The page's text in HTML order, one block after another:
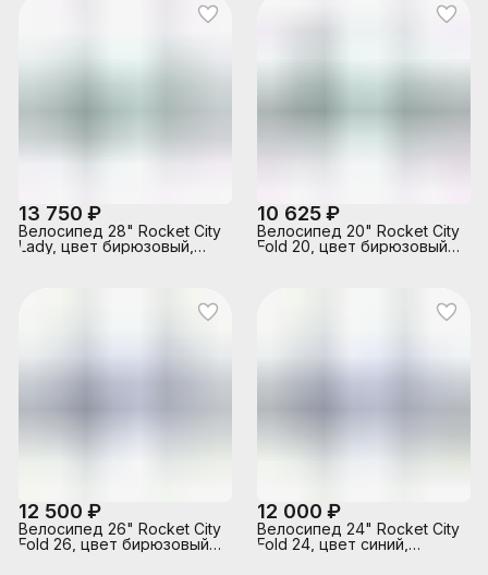
13 750 ₽
Велосипед 28" Rocket City
Lady, цвет бирюзовый,
10 625 ₽
Велосипед 20" Rocket City
Fold 20, цвет бирюзовый,
12 500 ₽
Велосипед 26" Rocket City
Fold 26, цвет бирюзовый,
12 000 ₽
Велосипед 24" Rocket City
Fold 24, цвет синий,